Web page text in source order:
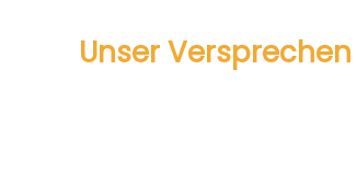
Unser Ver­spre­chen